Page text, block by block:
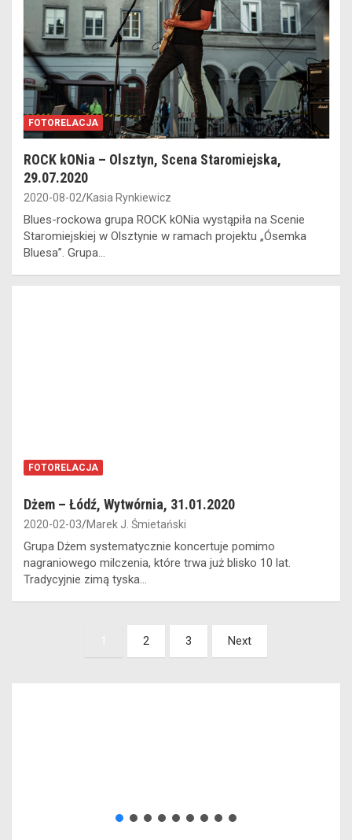
FOTORELACJA
ROCK kONia – Olsztyn, Scena Staromiejska,
29.07.2020
2020-08-02 Kasia Rynkiewicz
Blues-rockowa grupa ROCK kONia wystąpiła na Scenie
Staromiejskiej w Olsztynie w ramach projektu „Ósemka
Bluesa”. Grupa…
FOTORELACJA
Dżem – Łódź, Wytwórnia, 31.01.2020
2020-02-03 Marek J. Śmietański
Grupa Dżem systematycznie koncertuje pomimo
nagraniowego milczenia, które trwa już blisko 10 lat.
Tradycyjnie zimą tyska…
2 3 Next